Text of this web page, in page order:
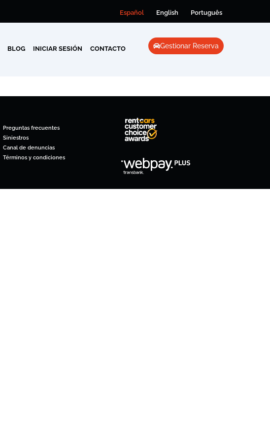
Español English Português
BLOG INICIAR SESIÓN CONTACTO Gestionar Reserva
Preguntas frecuentes
Siniestros
Canal de denuncias
Términos y condiciones